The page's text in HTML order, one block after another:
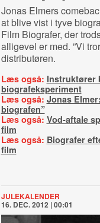
Jonas Elmers
at blive vist i tyve
Film Biografer, der
alligevel er med. ”Vi
distributøren.
Læs også: Instruktører
biografeksperiment
Læs også: Jonas
biografen”
Læs også: Vod-aftale
film
Læs også: Biografer
film
JULEKALENDER
16. DEC. 2012 | 00:01